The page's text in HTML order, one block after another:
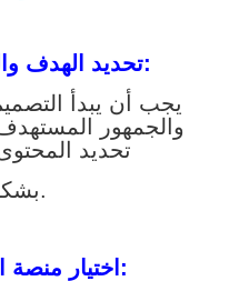
تحديد الهدف:
يجب أن يبدأ
والجمهور
تحديد
بشكل فعال.
اختيار منصة :